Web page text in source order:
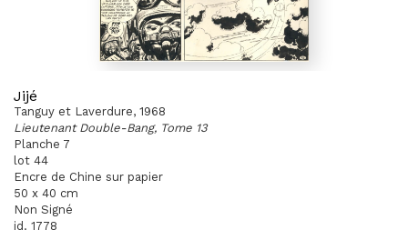
Jijé
Tanguy et Laverdure, 1968
Lieutenant Double-Bang, Tome 13
Planche 7
lot 44
Encre de Chine sur papier
50 x 40 cm
Non Signé
id. 1778